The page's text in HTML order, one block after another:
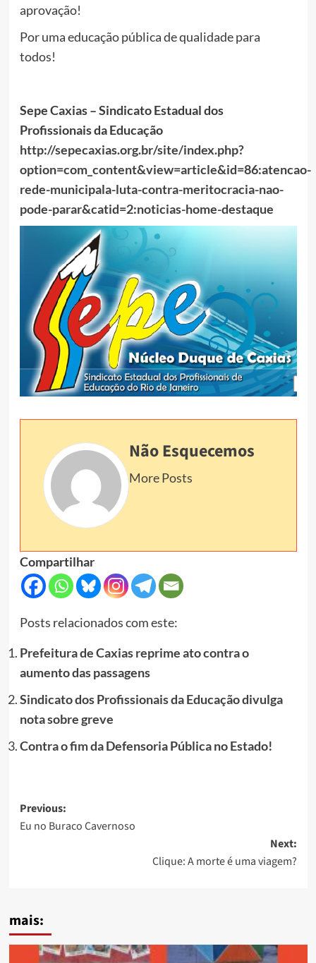
aprovação!
Por uma educação pública de qualidade para
todos!
Sepe Caxias – Sindicato Estadual dos
Profissionais da Educação
http://sepecaxias.org.br/site/index.php?
option=com_content&view=article&id=86:atencao-
rede-municipala-luta-contra-meritocracia-nao-
pode-parar&catid=2:noticias-home-destaque
Não Esquecemos
More Posts
Compartilhar
Posts relacionados com este:
Prefeitura de Caxias reprime ato contra o
aumento das passagens
Sindicato dos Profissionais da Educação divulga
nota sobre greve
Contra o fim da Defensoria Pública no Estado!
Post
navigation
Previous:
Eu no Buraco Cavernoso
Next:
Clique: A morte é uma viagem?
mais: